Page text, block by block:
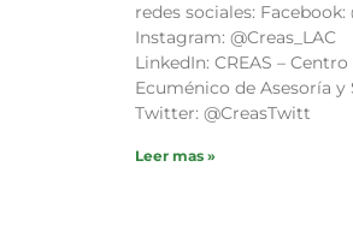
redes sociales: Facebook:
Instagram: @Creas_LAC
LinkedIn: CREAS –
Ecuménico de Asesoría y
Twitter: @CreasTwitt
Leer mas »